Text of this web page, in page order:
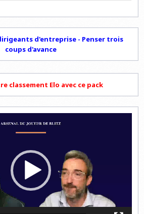
d'entreprise - Penser trois
coups d'avance
classement Elo avec ce pack